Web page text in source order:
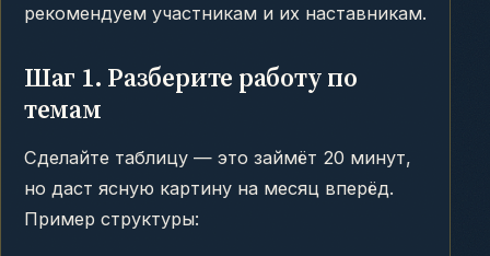
рекомендуем участникам и их наставникам.
Шаг 1. Разберите работу по
темам
Сделайте таблицу — это займёт 20 минут,
но даст ясную картину на месяц вперёд.
Пример структуры: